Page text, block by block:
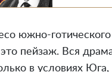
южно-готического
пейзаж. Вся
в условиях Юга,